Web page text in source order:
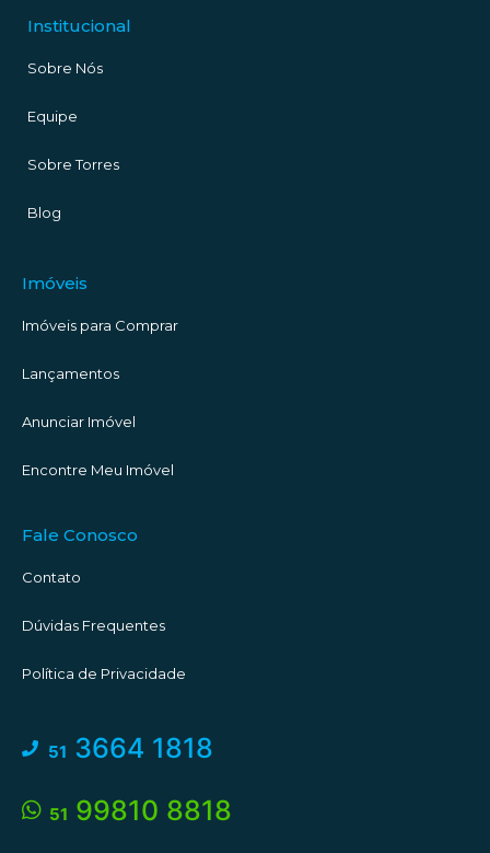
Institucional
Sobre Nós
Equipe
Sobre Torres
Blog
Imóveis
Imóveis para Comprar
Lançamentos
Anunciar Imóvel
Encontre Meu Imóvel
Fale Conosco
Contato
Dúvidas Frequentes
Política de Privacidade
51 3664 1818
51 99810 8818